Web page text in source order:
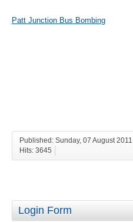
Patt Junction Bus Bombing
Published: Sunday, 07 August
Hits: 3645
Login Form